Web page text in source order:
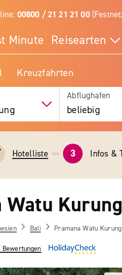
00800 / 21 21 21 00
Minute Reisearten
Kreuzfahrten
Abflughafen
beliebig
Hotelliste 3 Infos &
Watu Kurung
Bali Pramana Watu Kurung
Bewertungen